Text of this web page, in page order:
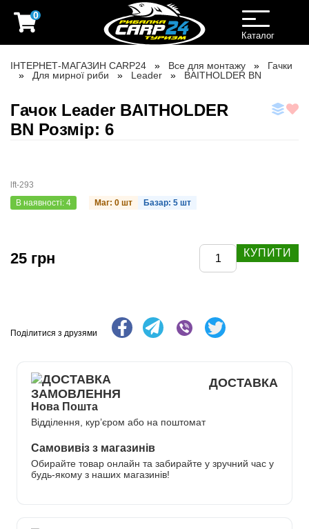
0
Toggle
navigation
Каталог
ІНТЕРНЕТ-МАГАЗИН CARP24 Все для монтажу
Гачки
Для мирної риби
Leader BAITHOLDER BN
Гачок Leader BAITHOLDER
BN Розмір: 6
lft-293
В наявності: 4
Маг: 0 шт Базар: 5 шт
25 грн КУПИТИ
Поділитися з друзями
ДОСТАВКА
Нова Пошта
Відділення, кур’єром або на поштомат
Самовивіз з магазинів
Обирайте товар онлайн та забирайте у зручний час у
будь-якому з наших магазинів!